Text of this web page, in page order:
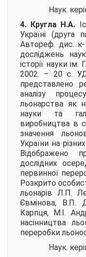
Наук.
4. Кругла Н.А.
Україні (друга
Автореф.
досліджень
історії науки
2002. – 20 с.
представлено
аналізу
льонарства як
науки та
виробництва в
значення
України на
Відображено
дослідних
первинної
Розкрито
льонарів Л.П.
Євмінова, В.П.
Карпця, М.І.
насінництва
переробки
Наук.